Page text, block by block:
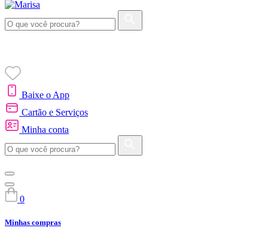
Baixe o App
Cartão e Serviços
Minha conta
0
Minhas compras